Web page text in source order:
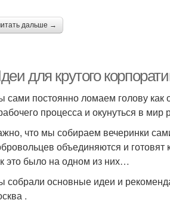
дальше →
для крутого
сами постоянно ломаем голову как
процесса и окунуться в
что мы собираем вечеринки
объединяются и
это было на одном из них…
собрали основные идеи и
.